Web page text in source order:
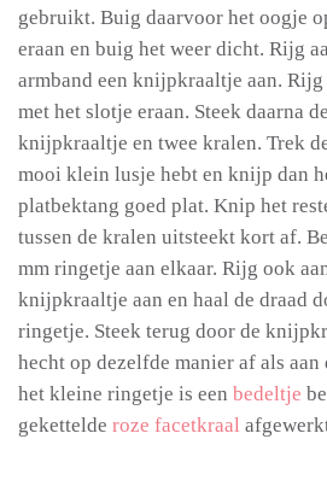
gebruikt. Buig daarvoor het oogje
eraan en buig het weer dicht. Rijg
armband een knijpkraaltje aan.
met het slotje eraan. Steek daarna
knijpkraaltje en twee kralen. Trek
mooi klein lusje hebt en knijp dan
platbektang goed plat. Knip het
tussen de kralen uitsteekt kort af.
mm ringetje aan elkaar. Rijg ook
knijpkraaltje aan en haal de draad
ringetje. Steek terug door de
hecht op dezelfde manier af als aan
het kleine ringetje is een bedeltje
gekettelde roze facetkraal